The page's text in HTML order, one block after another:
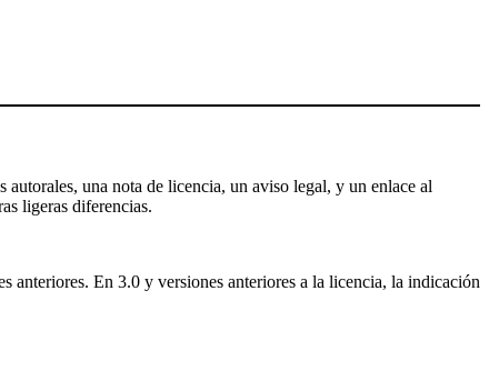
una nota de licencia, un aviso legal, y un enlace al
ligeras diferencias.
En 3.0 y versiones anteriores a la licencia, la indicación